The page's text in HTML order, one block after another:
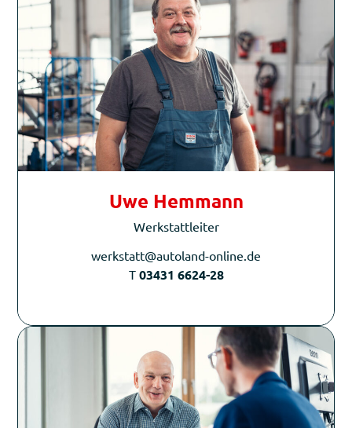
Uwe Hemmann
Werkstattleiter
werkstatt@autoland-online.de
T 03431 6624-28